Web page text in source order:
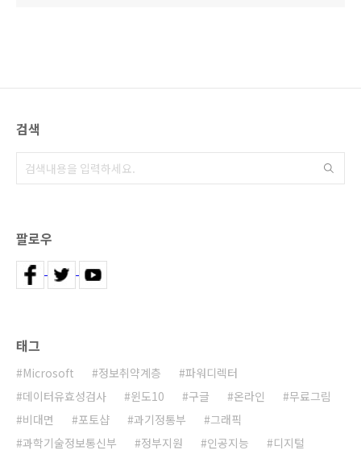
검색
팔로우
태그
Microsoft 정보취약계층
파워디렉터
데이터유효성검사
윈도10 구글 온라인
무료그림
비대면
포토샵 과기정통부
그래픽
과학기술정보통신부
정부지원 인공지능 디지털